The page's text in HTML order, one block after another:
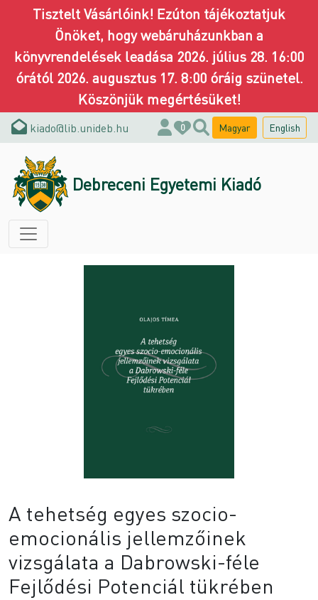
Tisztelt Vásárlóink! Ezúton tájékoztatjuk
Önöket, hogy webáruházunkban a
könyvrendelések leadása 2026. július 28. 16:00
órától 2026. augusztus 17. 8:00 óráig szünetel.
Köszönjük megértésüket!
kiado@lib.unideb.hu 0 Magyar English
Debreceni Egyetemi Kiadó
A tehetség egyes szocio-
emocionális jellemzőinek
vizsgálata a Dabrowski-féle
Fejlődési Potenciál tükrében